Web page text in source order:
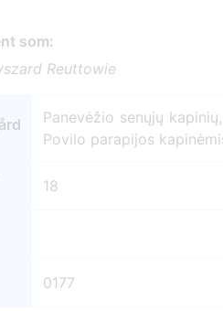
som:
Reuttowie
Panevėžio senųjų
Povilo parapijos
18
0177